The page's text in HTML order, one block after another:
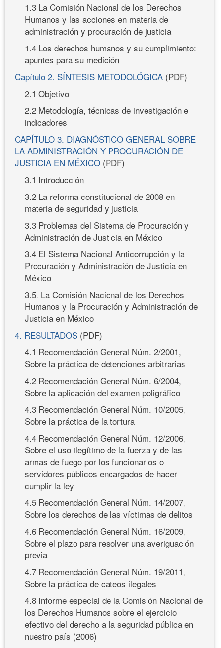
1.3 La Comisión Nacional de los Derechos
Humanos y las acciones en materia de
administración y procuración de justicia
1.4 Los derechos humanos y su cumplimiento:
apuntes para su medición
Capítulo 2. SÍNTESIS METODOLÓGICA (PDF)
2.1 Objetivo
2.2 Metodología, técnicas de investigación e
indicadores
CAPÍTULO 3. DIAGNÓSTICO GENERAL SOBRE
LA ADMINISTRACIÓN Y PROCURACIÓN DE
JUSTICIA EN MÉXICO (PDF)
3.1 Introducción
3.2 La reforma constitucional de 2008 en
materia de seguridad y justicia
3.3 Problemas del Sistema de Procuración y
Administración de Justicia en México
3.4 El Sistema Nacional Anticorrupción y la
Procuración y Administración de Justicia en
México
3.5. La Comisión Nacional de los Derechos
Humanos y la Procuración y Administración de
Justicia en México
4. RESULTADOS (PDF)
4.1 Recomendación General Núm. 2/2001,
Sobre la práctica de detenciones arbitrarias
4.2 Recomendación General Núm. 6/2004,
Sobre la aplicación del examen poligráfico
4.3 Recomendación General Núm. 10/2005,
Sobre la práctica de la tortura
4.4 Recomendación General Núm. 12/2006,
Sobre el uso ilegítimo de la fuerza y de las
armas de fuego por los funcionarios o
servidores públicos encargados de hacer
cumplir la ley
4.5 Recomendación General Núm. 14/2007,
Sobre los derechos de las víctimas de delitos
4.6 Recomendación General Núm. 16/2009,
Sobre el plazo para resolver una averiguación
previa
4.7 Recomendación General Núm. 19/2011,
Sobre la práctica de cateos ilegales
4.8 Informe especial de la Comisión Nacional de
los Derechos Humanos sobre el ejercicio
efectivo del derecho a la seguridad pública en
nuestro país (2006)